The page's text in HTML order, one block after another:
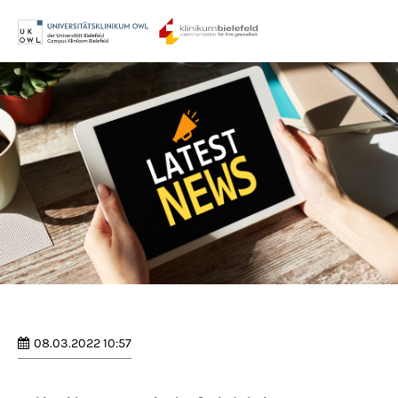
Login
Benutzername
Passwort
Anmelden
08.03.2022 10:57